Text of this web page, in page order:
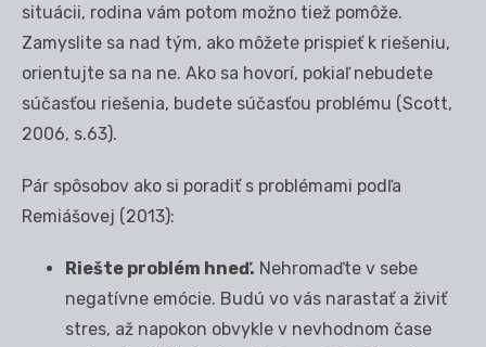
situácii, rodina vám potom možno tiež pomôže.
Zamyslite sa nad tým, ako môžete prispieť k riešeniu,
orientujte sa na ne. Ako sa hovorí, pokiaľ nebudete
súčasťou riešenia, budete súčasťou problému (Scott,
2006, s.63).
Pár spôsobov ako si poradiť s problémami podľa
Remiášovej (2013):
Riešte problém hneď. Nehromaďte v sebe
negatívne emócie. Budú vo vás narastať a živiť
stres, až napokon obvykle v nevhodnom čase